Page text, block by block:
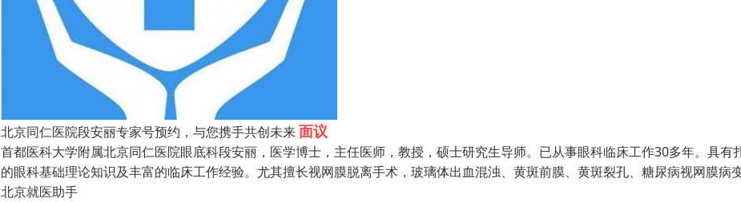
北京同仁医院段安丽专家号预约，与您携手共创未来面议
首都医科大学附属北京同仁医院眼底科段安丽，医学博士，主任医师，教授，硕士研究生导师。已从事眼科临床工作30多年。具有
的眼科基础理论知识及丰富的临床工作经验。尤其擅长视网膜脱离手术，玻璃体出血混浊、黄斑前膜、黄斑裂孔、糖尿病视网膜病
北京就医助手